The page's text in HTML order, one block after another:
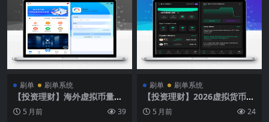
刷单 刷单系统
【投资理财】海外虚拟币量化
交易系统/多语言量化/USDT
自动充值
5 月前 39
刷单 刷单系统
【投资理财】2026虚拟货币微
交易投资理财源码
5 月前 24